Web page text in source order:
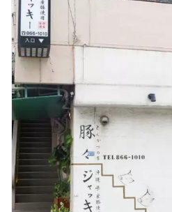
豚々ジャッキー 店舗情報
豚々ジャッキー 周辺地図
豚々ジャッキー まとめ